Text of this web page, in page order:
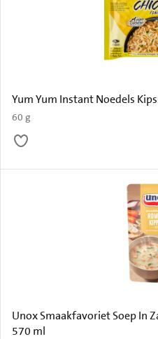
Yum Yum Instant Noedels
60 g
Unox Smaakfavoriet Soep In
570 ml